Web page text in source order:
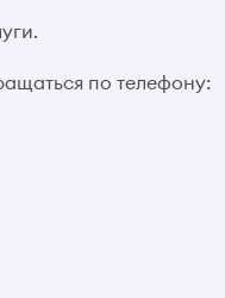
по телефону: